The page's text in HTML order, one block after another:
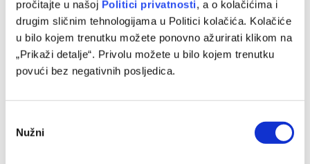
pročitajte u našoj Politici privatnosti, a o kolačićima i
drugim sličnim tehnologijama u Politici kolačića. Kolačiće
u bilo kojem trenutku možete ponovno ažurirati klikom na
„Prikaži detalje“. Privolu možete u bilo kojem trenutku
povući bez negativnih posljedica.
Selection
Nužni
Na pomolu dolazak još jedne zvijezde u Tursku
09/08/2026